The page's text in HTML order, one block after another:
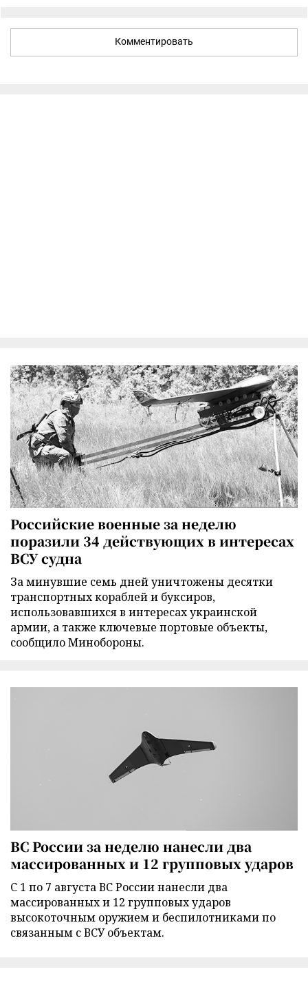
Комментировать
Российские военные за неделю
поразили 34 действующих в интересах
ВСУ судна
За минувшие семь дней уничтожены десятки
транспортных кораблей и буксиров,
использовавшихся в интересах украинской
армии, а также ключевые портовые объекты,
сообщило Минобороны.
ВС России за неделю нанесли два
массированных и 12 групповых ударов
С 1 по 7 августа ВС России нанесли два
массированных и 12 групповых ударов
высокоточным оружием и беспилотниками по
связанным с ВСУ объектам.